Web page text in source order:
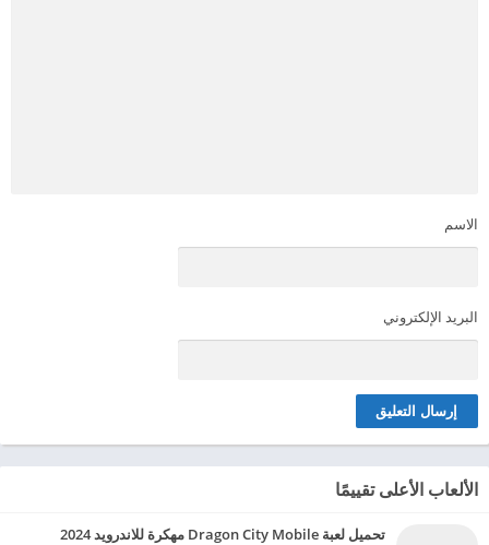
الاسم
البريد الإلكتروني
الألعاب الأعلى تقييمًا
تحميل لعبة Dragon City Mobile مهكرة للاندرويد 2024